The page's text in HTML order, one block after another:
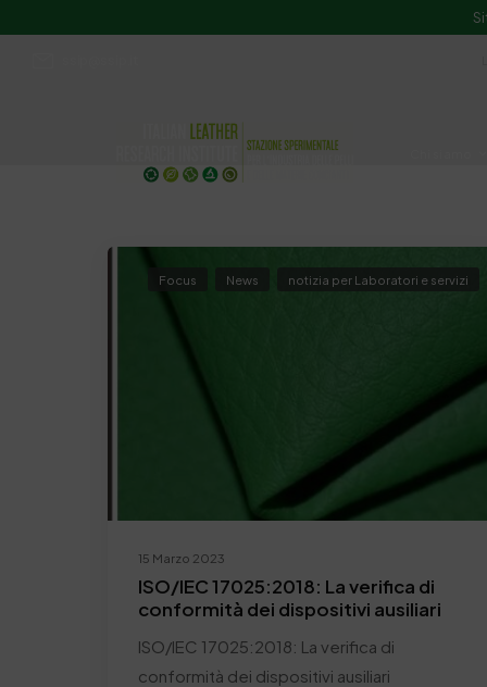
15 Marzo 2023
Focus News notizia per Laboratori e servizi
ISO/IEC 17025:2018: La verifica di
conformità dei dispositivi ausiliari
ISO/IEC 17025:2018: La verifica di
conformità dei dispositivi ausiliari